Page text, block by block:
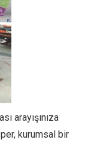
arayışınıza
kurumsal bir